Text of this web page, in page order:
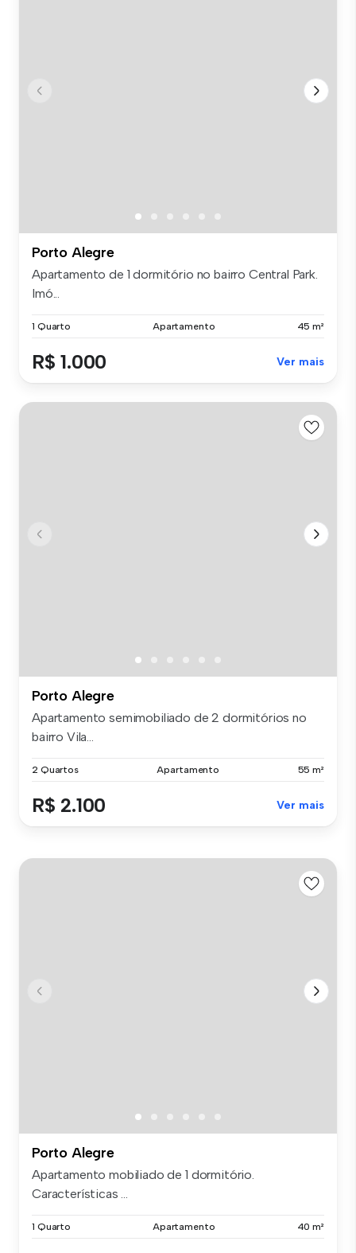
Porto Alegre
Apartamento de 1 dormitório no bairro Central Park.
Imó...
1 Quarto Apartamento 45 m²
R$ 1.000 Ver mais
Porto Alegre
Apartamento semimobiliado de 2 dormitórios no
bairro Vila...
2 Quartos Apartamento 55 m²
R$ 2.100 Ver mais
Porto Alegre
Apartamento mobiliado de 1 dormitório.
Características ...
1 Quarto Apartamento 40 m²